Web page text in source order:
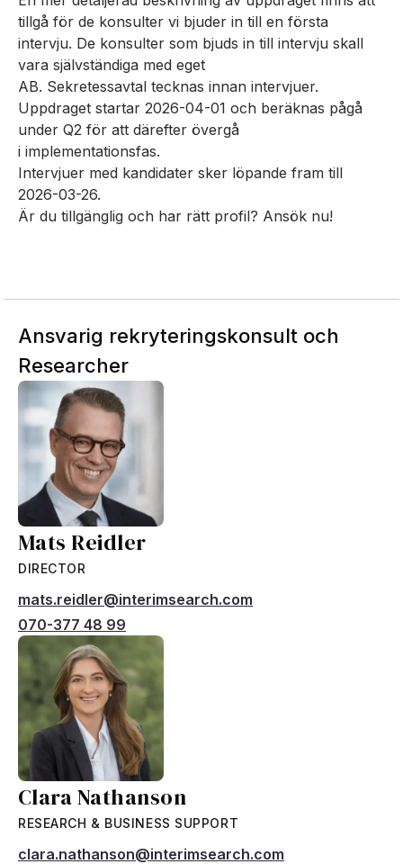
tillgå för de konsulter vi bjuder in till en första
intervju. De konsulter som bjuds in till intervju skall
vara självständiga med eget
AB. Sekretessavtal tecknas innan intervjuer.
Uppdraget startar 2026-04-01 och beräknas pågå
under Q2 för att därefter övergå
i implementationsfas.
Intervjuer med kandidater sker löpande fram till
2026-03-26.
Är du tillgänglig och har rätt profil? Ansök nu!
Ansvarig rekryteringskonsult och
Researcher
Mats Reidler
DIRECTOR
mats.reidler@interimsearch.com
070-377 48 99
Clara Nathanson
RESEARCH & BUSINESS SUPPORT
clara.nathanson@interimsearch.com